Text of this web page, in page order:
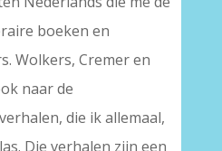
boeken en
Wolkers, Cremer en
naar de
die ik allemaal,
Die verhalen zijn een